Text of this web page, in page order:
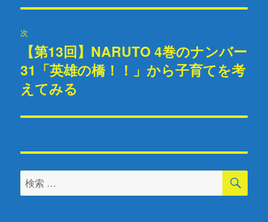
ゲ
ー
シ
ョ
ン
稿:
次
の
投
稿:
【第13回】NARUTO 4巻のナンバー
31「英雄の橋！！」から子育てを考
えてみる
検
索
検